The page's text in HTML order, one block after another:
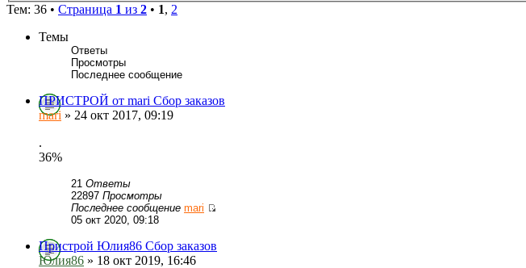
Тем: 36 • Страница 1 из 2 • 1, 2
Темы
Ответы
Просмотры
Последнее сообщение
ПРИСТРОЙ от mari Сбор заказов
mari » 24 окт 2017, 09:19
.
36%
21 Ответы
22897 Просмотры
Последнее сообщение mari
05 окт 2020, 09:18
Пристрой Юлия86 Сбор заказов
Юлия86 » 18 окт 2019, 16:46